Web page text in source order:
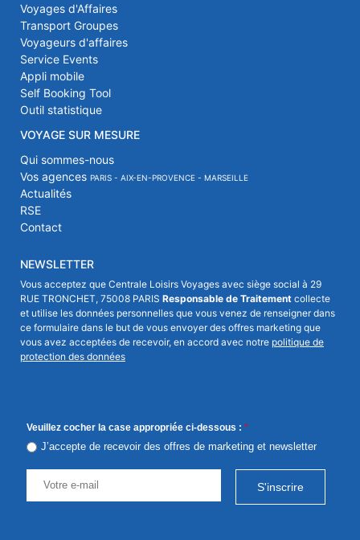
Voyages d'Affaires
Transport Groupes
Voyageurs d'affaires
Service Events
Appli mobile
Self Booking Tool
Outil statistique
VOYAGE SUR MESURE
Qui sommes-nous
Vos agences PARIS - AIX-EN-PROVENCE - MARSEILLE
Actualités
RSE
Contact
NEWSLETTER
Vous acceptez que Centrale Loisirs Voyages avec siège social à 29
RUE TRONCHET, 75008 PARIS Responsable de Traitement collecte
et utilise les données personnelles que vous venez de renseigner dans
ce formulaire dans le but de vous envoyer des offres marketing que
vous avez acceptées de recevoir, en accord avec notre politique de
protection des données
Veuillez cocher la case appropriée ci-dessous : *
J’accepte de recevoir des offres de marketing et newsletter
S'inscrire